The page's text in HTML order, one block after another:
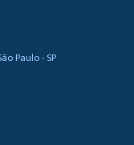
Paulo - SP